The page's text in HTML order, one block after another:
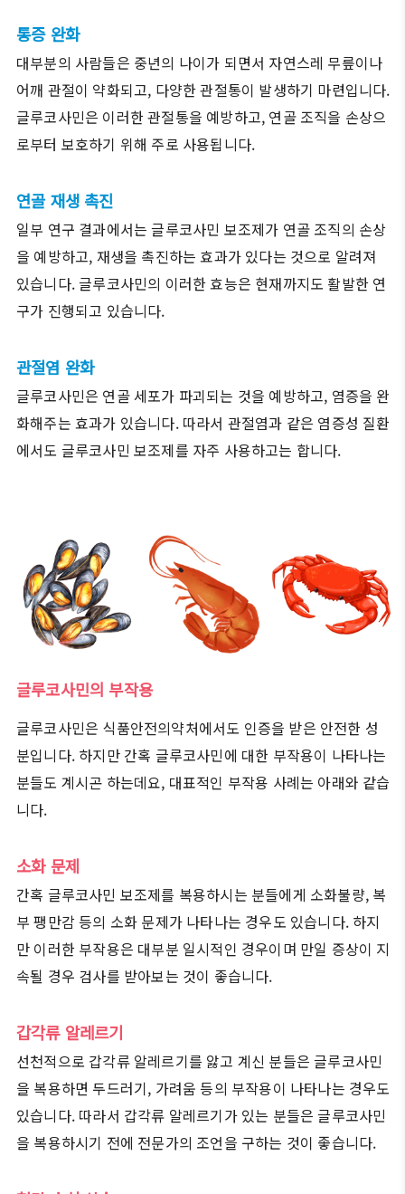
통증 완화
대부분의 사람들은 중년의 나이가 되면서 자연스레 무릎이나
어깨 관절이 약화되고, 다양한 관절통이 발생하기 마련입니다.
글루코사민은 이러한 관절통을 예방하고, 연골 조직을 손상으
로부터 보호하기 위해 주로 사용됩니다.
연골 재생 촉진
일부 연구 결과에서는 글루코사민 보조제가 연골 조직의 손상
을 예방하고, 재생을 촉진하는 효과가 있다는 것으로 알려져
있습니다. 글루코사민의 이러한 효능은 현재까지도 활발한 연
구가 진행되고 있습니다.
관절염 완화
글루코사민은 연골 세포가 파괴되는 것을 예방하고, 염증을 완
화해주는 효과가 있습니다. 따라서 관절염과 같은 염증성 질환
에서도 글루코사민 보조제를 자주 사용하고는 합니다.
글루코사민의 부작용
글루코사민은 식품안전의약처에서도 인증을 받은 안전한 성
분입니다. 하지만 간혹 글루코사민에 대한 부작용이 나타나는
분들도 계시곤 하는데요, 대표적인 부작용 사례는 아래와 같습
니다.
소화 문제
간혹 글루코사민 보조제를 복용하시는 분들에게 소화불량, 복
부 팽만감 등의 소화 문제가 나타나는 경우도 있습니다. 하지
만 이러한 부작용은 대부분 일시적인 경우이며 만일 증상이 지
속될 경우 검사를 받아보는 것이 좋습니다.
갑각류 알레르기
선천적으로 갑각류 알레르기를 앓고 계신 분들은 글루코사민
을 복용하면 두드러기, 가려움 등의 부작용이 나타나는 경우도
있습니다. 따라서 갑각류 알레르기가 있는 분들은 글루코사민
을 복용하시기 전에 전문가의 조언을 구하는 것이 좋습니다.